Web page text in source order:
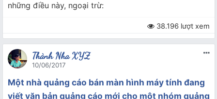
những điều này, ngoại trừ:
38.196 lượt xem
Thành Nha XYZ
10/06/2017
Một nhà quảng cáo bán màn hình máy tính đang
viết văn bản quảng cáo mới cho một nhóm quảng